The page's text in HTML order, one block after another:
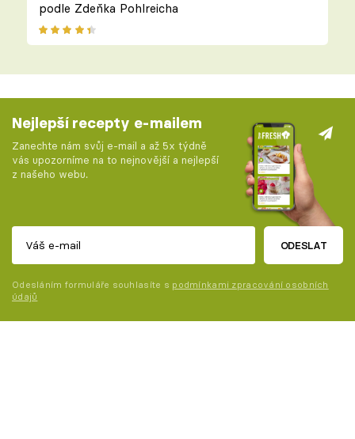
podle Zdeňka Pohlreicha
Nejlepší recepty e-mailem
Zanechte nám svůj e-mail a až 5x týdně
vás upozorníme na to nejnovější a nejlepší
z našeho webu.
ODESLAT
Odesláním formuláře souhlasíte s podmínkami zpracování osobních
údajů